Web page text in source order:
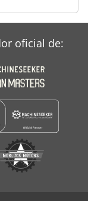
oficial de: